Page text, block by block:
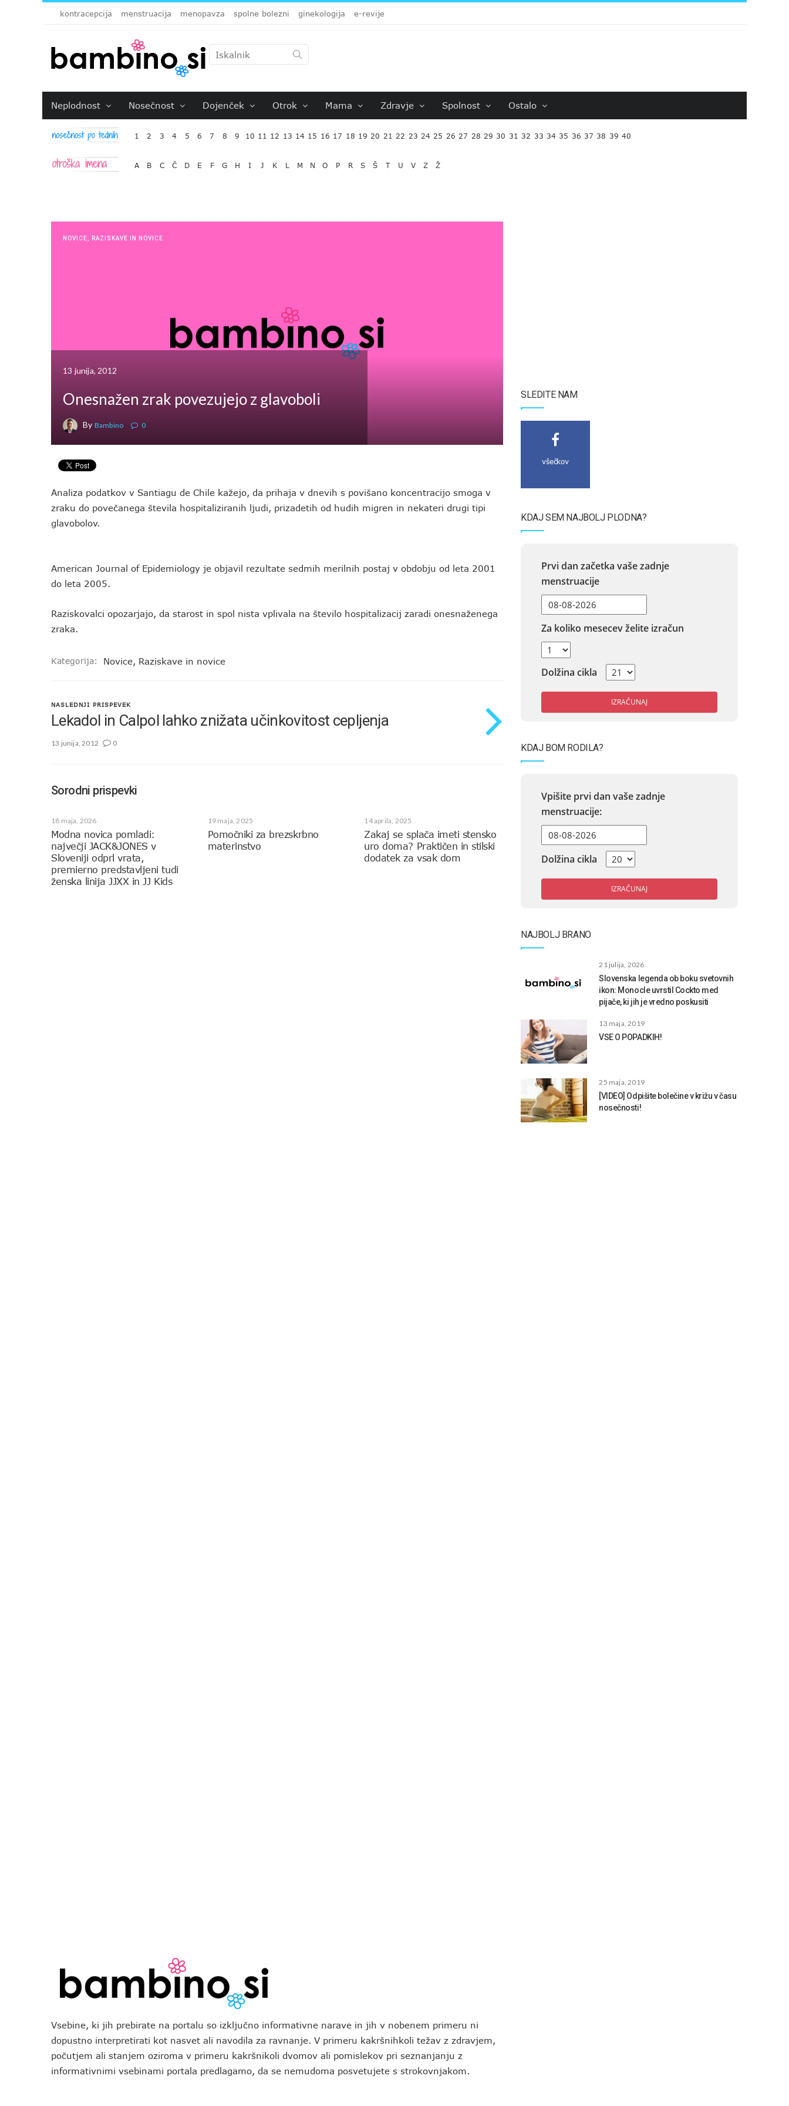
kontracepcija menstruacija menopavza spolne bolezni ginekologija e-revije
Neplodnost Nosečnost Dojenček Otrok Mama Zdravje Spolnost Ostalo
1 2 3 4 5 6 7 8 9 10 11 12 13 14 15 16 17 18 19 20 21 22 23 24 25 26 27 28 29 30 31 32 33 34 35 36 37 38 39 40
A B C Č D E F G H I J K L M N O P R S Š T U V Z Ž
NOVICE RAZISKAVE IN NOVICE
13 junija, 2012
Onesnažen zrak povezujejo z glavoboli
By Bambino 0
Analiza podatkov v Santiagu de Chile kažejo, da prihaja v dnevih s povišano koncentracijo smoga v
zraku do povečanega števila hospitaliziranih ljudi, prizadetih od hudih migren in nekateri drugi tipi
glavobolov.
American Journal of Epidemiology je objavil rezultate sedmih merilnih postaj v obdobju od leta 2001
do leta 2005.
Raziskovalci opozarjajo, da starost in spol nista vplivala na število hospitalizacij zaradi onesnaženega
zraka.
Kategorija: Novice, Raziskave in novice
NASLEDNJI PRISPEVEK
Lekadol in Calpol lahko znižata učinkovitost cepljenja
13 junija, 2012 0
Sorodni prispevki
18 maja, 2026
Modna novica pomladi:
največji JACK&JONES v
Sloveniji odprl vrata,
premierno predstavljeni tudi
ženska linija JJXX in JJ Kids
19 maja, 2025
Pomočniki za brezskrbno
materinstvo
14 aprila, 2025
Zakaj se splača imeti stensko
uro doma? Praktičen in stilski
dodatek za vsak dom
SLEDITE NAM
všečkov
KDAJ SEM NAJBOLJ PLODNA?
Prvi dan začetka vaše zadnje
menstruacije
Za koliko mesecev želite izračun
Dolžina cikla
IZRAČUNAJ
KDAJ BOM RODILA?
Vpišite prvi dan vaše zadnje
menstruacije:
Dolžina cikla
IZRAČUNAJ
NAJBOLJ BRANO
21 julija, 2026
Slovenska legenda ob boku svetovnih
ikon: Monocle uvrstil Cockto med
pijače, ki jih je vredno poskusiti
13 maja, 2019
VSE O POPADKIH!
25 maja, 2019
[VIDEO] Odpišite bolečine v križu v času
nosečnosti!
Vsebine, ki jih prebirate na portalu so izključno informativne narave in jih v nobenem primeru ni
dopustno interpretirati kot nasvet ali navodila za ravnanje. V primeru kakršnihkoli težav z zdravjem,
počutjem ali stanjem oziroma v primeru kakršnikoli dvomov ali pomislekov pri seznanjanju z
informativnimi vsebinami portala predlagamo, da se nemudoma posvetujete s strokovnjakom.